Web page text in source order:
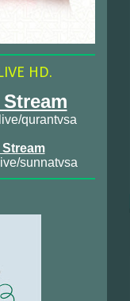
HD.
qurantvsa
sunnatvsa